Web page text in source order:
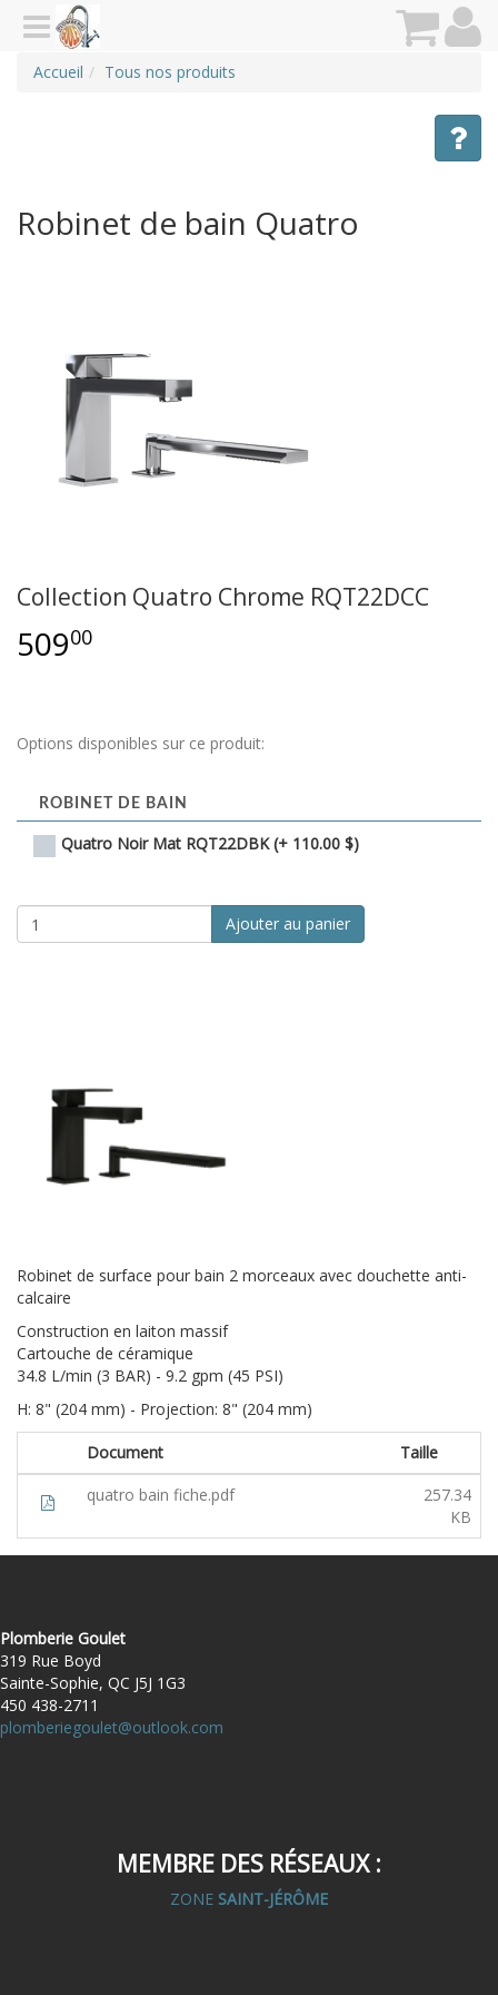
Accueil Tous nos produits
Robinet de bain Quatro
Collection Quatro Chrome RQT22DCC
50900
Options disponibles sur ce produit:
ROBINET DE BAIN
Quatro Noir Mat RQT22DBK (+ 110.00 $)
Ajouter au panier
Robinet de surface pour bain 2 morceaux avec douchette anti-
calcaire
Construction en laiton massif
Cartouche de céramique
34.8 L/min (3 BAR) - 9.2 gpm (45 PSI)
H: 8" (204 mm) - Projection: 8" (204 mm)
Document
Taille
quatro bain fiche.pdf
257.34
KB
Plomberie Goulet
319 Rue Boyd
Sainte-Sophie, QC J5J 1G3
450 438-2711
plomberiegoulet@outlook.com
MEMBRE DES RÉSEAUX :
ZONE SAINT-JÉRÔME